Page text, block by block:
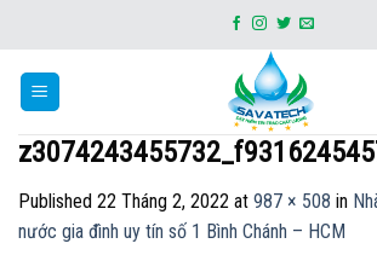
to
content
Published 22 Tháng 2, 2022 at 987 × 508 in
nước gia đình uy tín số 1 Bình Chánh – HCM